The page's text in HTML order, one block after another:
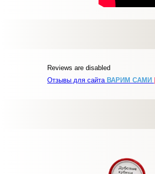
Reviews are disabled
Отзывы для сайта ВАРИМ САМИ